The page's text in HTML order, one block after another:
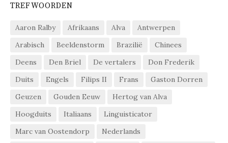
TREFWOORDEN
Aaron Ralby Afrikaans Alva
Antwerpen
Arabisch
Beeldenstorm Brazilië
Chinees
Deens
Den Briel De vertalers
Don Frederik
Duits
Engels Filips II Frans
Gaston Dorren
Geuzen
Gouden Eeuw
Hertog van Alva
Hoogduits
Italiaans
Linguisticator
Marc van Oostendorp
Nederlands